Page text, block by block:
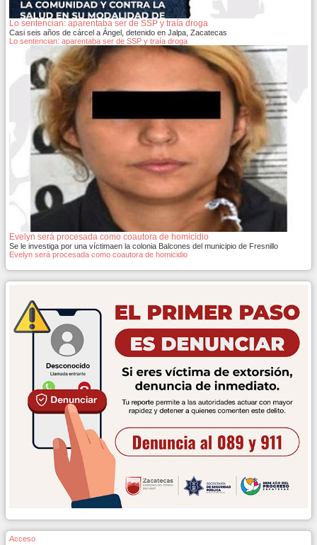
Lo sentencian: aparentaba ser de SSP y traía droga
Casi seis años de cárcel a Ángel, detenido en Jalpa, Zacatecas
Lo sentencian: aparentaba ser de SSP y traía droga
Evelyn será procesada como coautora de homicidio
Se le investiga por una víctimaen la colonia Balcones del municipio de Fresnillo
Evelyn será procesada como coautora de homicidio
Acceso